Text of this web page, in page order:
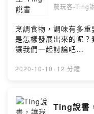
農玩客-Ting
烹調食物，調味有多
是怎樣發展出來的呢
讓我們一起討論吧
cb3?m=comment
2020-10-10 · 12 分鐘
Ting說書